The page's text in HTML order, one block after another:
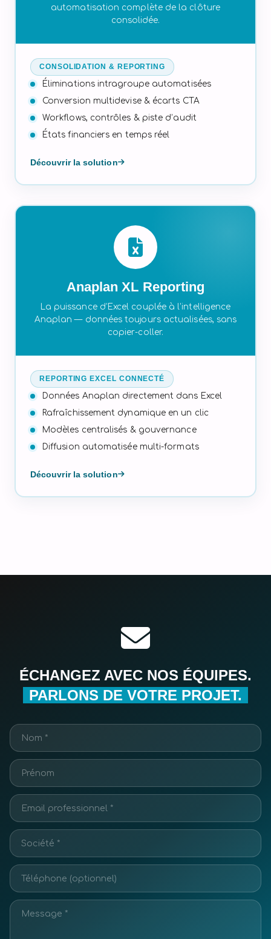
automatisation complète de la clôture
consolidée.
CONSOLIDATION & REPORTING
Éliminations intragroupe automatisées
Conversion multidevise & écarts CTA
Workflows, contrôles & piste d’audit
États financiers en temps réel
Découvrir la solution
Anaplan XL Reporting
La puissance d’Excel couplée à l’intelligence
Anaplan — données toujours actualisées, sans
copier-coller.
REPORTING EXCEL CONNECTÉ
Données Anaplan directement dans Excel
Rafraîchissement dynamique en un clic
Modèles centralisés & gouvernance
Diffusion automatisée multi-formats
Découvrir la solution
ÉCHANGEZ AVEC NOS ÉQUIPES.
PARLONS DE VOTRE PROJET.